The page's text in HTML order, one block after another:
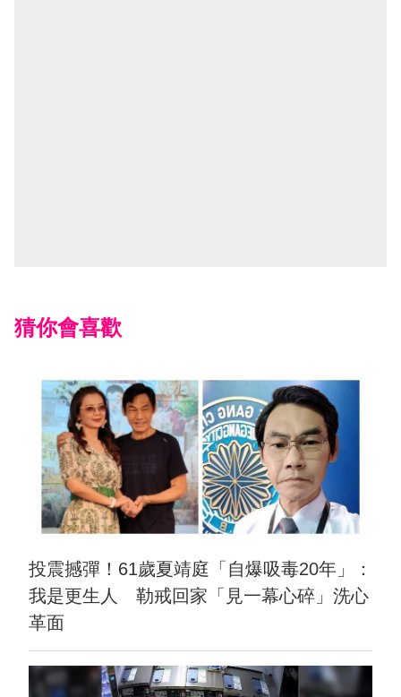
猜你會喜歡
投震撼彈！61歲夏靖庭「自爆吸毒20年」：
我是更生人 勒戒回家「見一幕心碎」洗心
革面